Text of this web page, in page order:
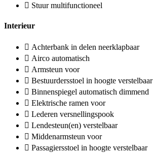
Stuur multifunctioneel
Interieur
Achterbank in delen neerklapbaar
Airco automatisch
Armsteun voor
Bestuurdersstoel in hoogte verstelbaar
Binnenspiegel automatisch dimmend
Elektrische ramen voor
Lederen versnellingspook
Lendesteun(en) verstelbaar
Middenarmsteun voor
Passagiersstoel in hoogte verstelbaar